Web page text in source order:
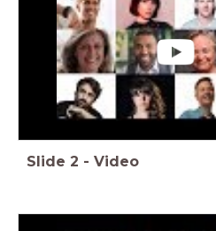
Slide 2 - Video